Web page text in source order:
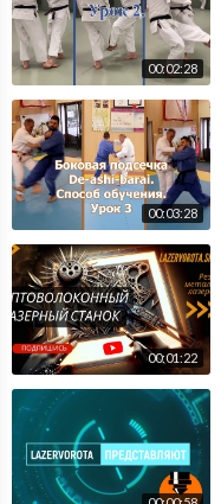
00:02:28
00:03:28
00:01:22